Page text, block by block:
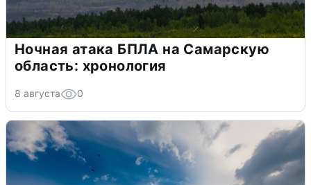
Ночная атака БПЛА на Самарскую
область: хронология
8 августа 0